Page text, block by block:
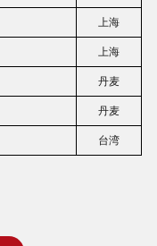
上海
上海
丹麦
丹麦
台湾